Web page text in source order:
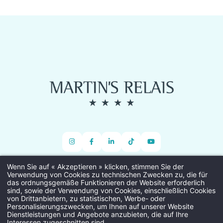
Genthof 4a, 8000 Brugge, Belgium
Wenn Sie auf « Akzeptieren » klicken, stimmen Sie der
Verwendung von Cookies zu technischen Zwecken zu, die für
das ordnungsgemäße Funktionieren der Website erforderlich
sind, sowie der Verwendung von Cookies, einschließlich Cookies
von Drittanbietern, zu statistischen, Werbe- oder
Personalisierungszwecken, um Ihnen auf unserer Website
Dienstleistungen und Angebote anzubieten, die auf Ihre